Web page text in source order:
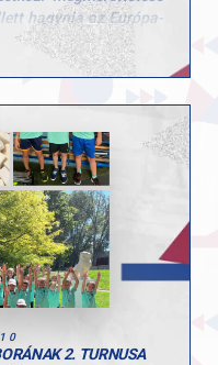
a kiváló
felkészítő munkához!
hagynia az Európa-
mind a hat szeren
erőpróbát jelentett
Ehhez szívből
rengeteg kemény
főpróba volt a hazai
a héten a magyar
áll rajthoz, majd a
talajon és ugráson
teljesen
versenyeket.
2. TURNUSA